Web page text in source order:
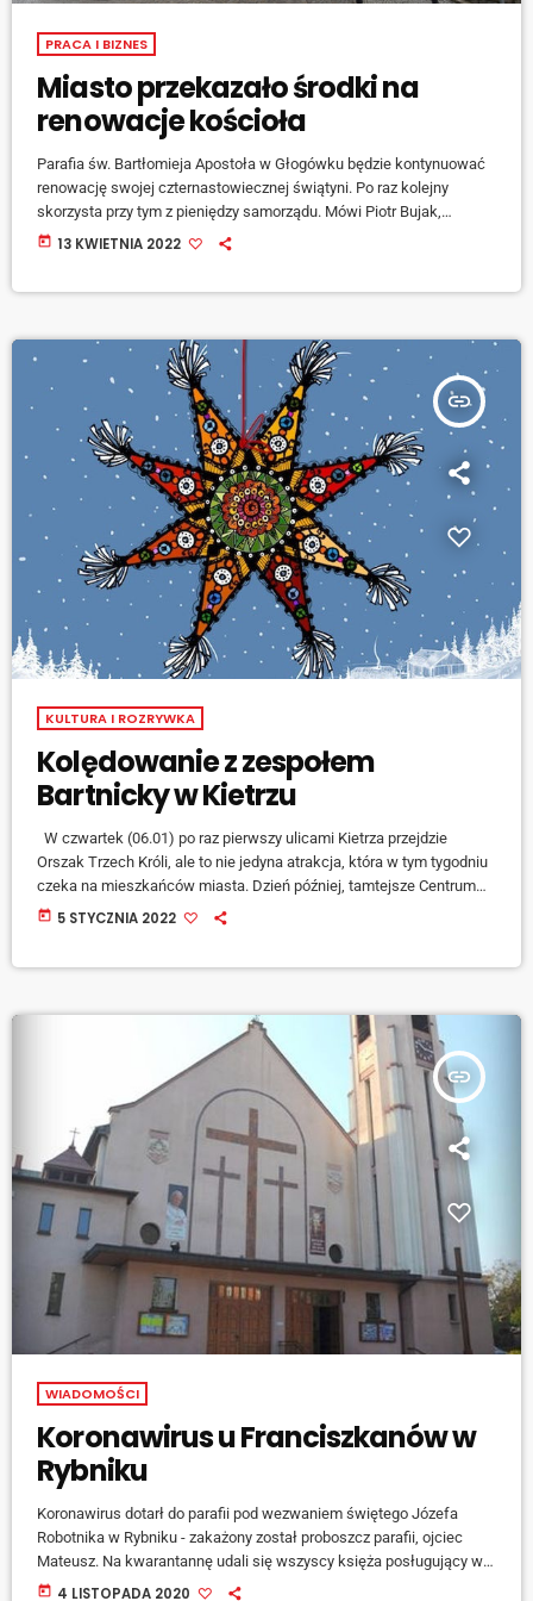
PRACA I BIZNES
Miasto przekazało środki na
renowacje kościoła
Parafia św. Bartłomieja Apostoła w Głogówku będzie kontynuować
renowację swojej czternastowiecznej świątyni. Po raz kolejny
skorzysta przy tym z pieniędzy samorządu. Mówi Piotr Bujak,
burmistrz miasta. [jwplayer mediaid="129941"] W ubiegłym roku na
today 13 KWIETNIA 2022
insert_link
KULTURA I ROZRYWKA
Kolędowanie z zespołem
Bartnicky w Kietrzu
W czwartek (06.01) po raz pierwszy ulicami Kietrza przejdzie
Orszak Trzech Króli, ale to nie jedyna atrakcja, która w tym tygodniu
czeka na mieszkańców miasta. Dzień później, tamtejsze Centrum
Kultury i Sportu wraz z parafią św. Tomasza Apostoła organizują
today 5 STYCZNIA 2022
insert_link
WIADOMOŚCI
Koronawirus u Franciszkanów w
Rybniku
Koronawirus dotarł do parafii pod wezwaniem świętego Józefa
Robotnika w Rybniku - zakażony został proboszcz parafii, ojciec
Mateusz. Na kwarantannę udali się wszyscy księża posługujący w
parafii, kościół będzie zamknięty do 13 listopada. Msze święte będą
today 4 LISTOPADA 2020